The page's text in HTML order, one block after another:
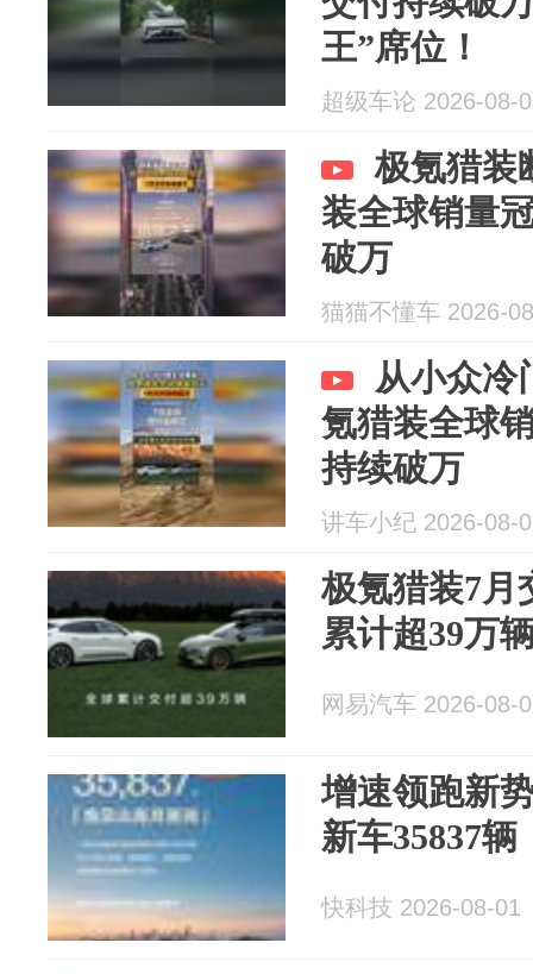
王”席位！
超级车论 2026-08-
极氪猎装
装全球销量
破万
猫猫不懂车 2026-
从小众冷
氪猎装全球
持续破万
讲车小纪 2026-08-
极氪猎装7月
累计超39万
网易汽车 2026-08-
增速领跑新
新车35837
快科技 2026-08-01